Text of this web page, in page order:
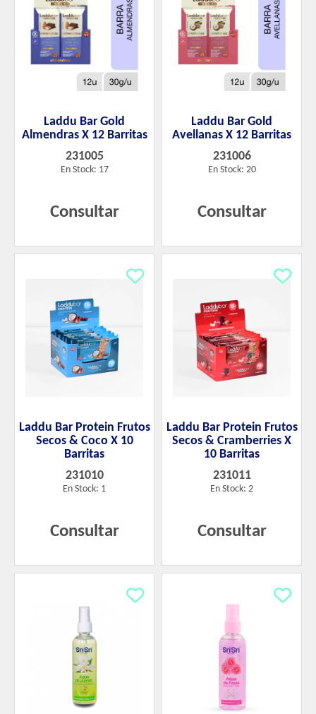
Laddu Bar Gold
Almendras X 12 Barritas
231005
En Stock: 17
Consultar
Laddu Bar Gold
Avellanas X 12 Barritas
231006
En Stock: 20
Consultar
Laddu Bar Protein Frutos
Secos & Coco X 10
Barritas
231010
En Stock: 1
Consultar
Laddu Bar Protein Frutos
Secos & Cramberries X
10 Barritas
231011
En Stock: 2
Consultar